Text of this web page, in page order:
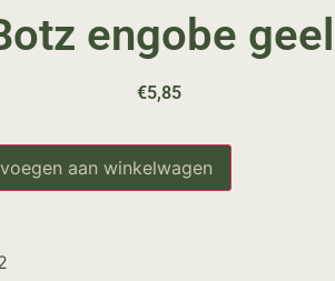
engobe geel
€5,85
aan winkelwagen